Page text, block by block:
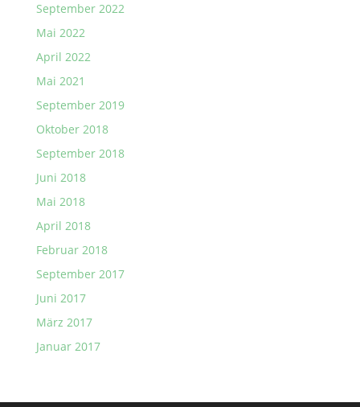
September 2022
Mai 2022
April 2022
Mai 2021
September 2019
Oktober 2018
September 2018
Juni 2018
Mai 2018
April 2018
Februar 2018
September 2017
Juni 2017
März 2017
Januar 2017